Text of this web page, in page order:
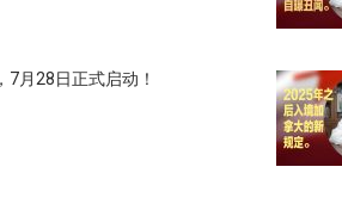
月28日正式启动！